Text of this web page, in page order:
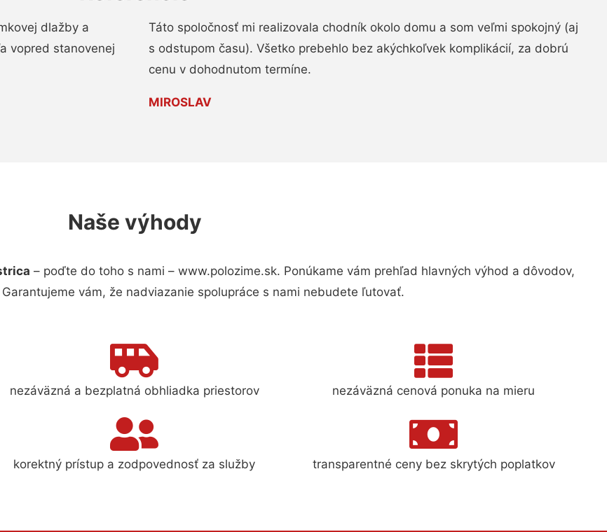
dlažby a
vopred stanovenej
Táto spoločnosť mi realizovala chodník okolo domu a som veľmi spokojný (aj
s odstupom času). Všetko prebehlo bez akýchkoľvek komplikácií, za dobrú
cenu v dohodnutom termíne.
MIROSLAV
Naše výhody
– poďte do toho s nami – www.polozime.sk. Ponúkame vám prehľad hlavných výhod a dôvodov,
vám, že nadviazanie spolupráce s nami nebudete ľutovať.
nezáväzná a bezplatná obhliadka priestorov nezáväzná cenová ponuka na mieru
korektný prístup a zodpovednosť za služby transparentné ceny bez skrytých poplatkov